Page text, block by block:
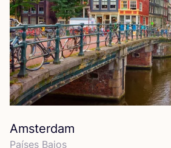
Amsterdam
Paí­ses Bajos